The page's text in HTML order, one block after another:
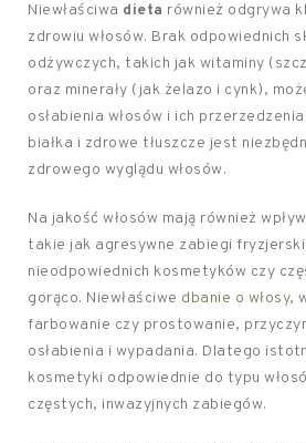
Niewłaściwa dieta również odgrywa
zdrowiu włosów. Brak odpowiednich
odżywczych, takich jak witaminy
oraz minerały (jak żelazo i cynk),
osłabienia włosów i ich
białka i zdrowe tłuszcze jest
zdrowego wyglądu włosów.
Na jakość włosów mają również
takie jak agresywne zabiegi
nieodpowiednich kosmetyków czy
gorąco. Niewłaściwe dbanie o włosy,
farbowanie czy prostowanie,
osłabienia i wypadania. Dlatego
kosmetyki odpowiednie do typu
częstych, inwazyjnych zabiegów.